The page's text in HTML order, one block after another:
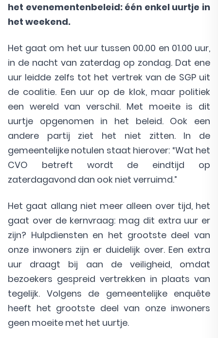
het evenementenbeleid: één enkel uurtje in
het weekend.
Het gaat om het uur tussen 00.00 en 01.00 uur,
in de nacht van zaterdag op zondag. Dat ene
uur leidde zelfs tot het vertrek van de SGP uit
de coalitie. Een uur op de klok, maar politiek
een wereld van verschil. Met moeite is dit
uurtje opgenomen in het beleid. Ook een
andere partij ziet het niet zitten. In de
gemeentelijke notulen staat hierover: “Wat het
CVO betreft wordt de eindtijd op
zaterdagavond dan ook niet verruimd.”
Het gaat allang niet meer alleen over tijd, het
gaat over de kernvraag: mag dit extra uur er
zijn? Hulpdiensten en het grootste deel van
onze inwoners zijn er duidelijk over. Een extra
uur draagt bij aan de veiligheid, omdat
bezoekers gespreid vertrekken in plaats van
tegelijk. Volgens de gemeentelijke enquête
heeft het grootste deel van onze inwoners
geen moeite met het uurtje.